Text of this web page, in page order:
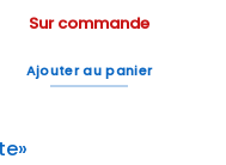
Sur commande
Ajouter au panier